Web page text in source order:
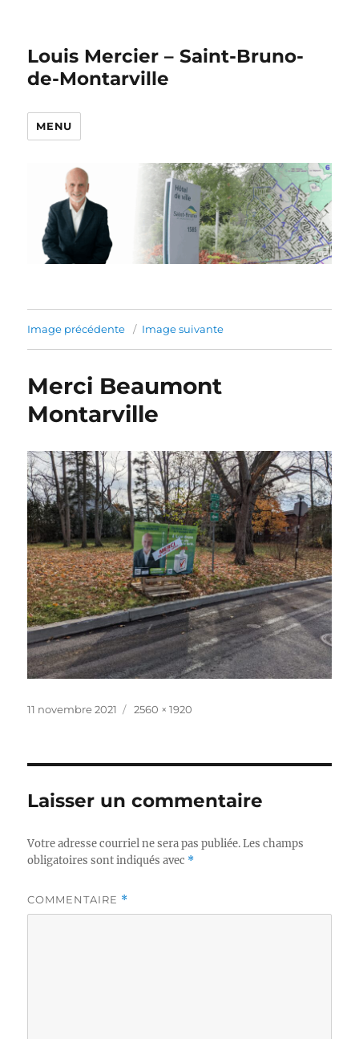
Louis Mercier – Saint-Bruno-
de-Montarville
MENU
Image précédente Image suivante
Merci Beaumont
Montarville
Publié
11 novembre 2021
Taille
2560 × 1920
Laisser un commentaire
Votre adresse courriel ne sera pas publiée. Les champs
obligatoires sont indiqués avec *
COMMENTAIRE *